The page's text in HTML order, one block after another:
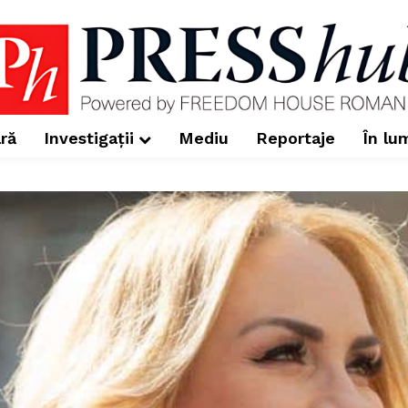
Investigații Mediu Reportaje În